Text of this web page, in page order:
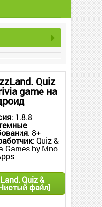
Quiz
game на
: 1.8.8
: 8+
: Quiz &
Games by Mno
Quiz &
файл]